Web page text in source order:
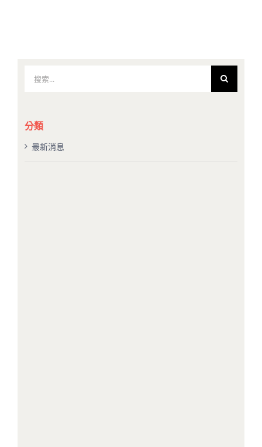
果：
分類
最新消息